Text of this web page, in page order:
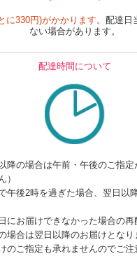
に330円)がかかります。 配達日
ない場合があります。
配達時間について
降の場合は午前・午後のご指
）
午後2時を過ぎた場合、翌日以
にお届けできなかった場合の
場合は翌日以降のお届けとなり
のご指定も承れませんのでご